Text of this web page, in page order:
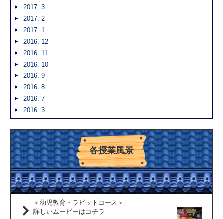
2017. 3
2017. 2
2017. 1
2016. 12
2016. 11
2016. 10
2016. 9
2016. 8
2016. 7
2016. 3
各授業風景
＜幼児教育・ラビットコース＞
詳しいムービーはコチラ